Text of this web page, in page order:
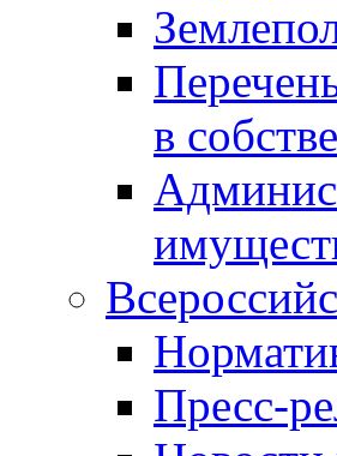
в
Пресс-